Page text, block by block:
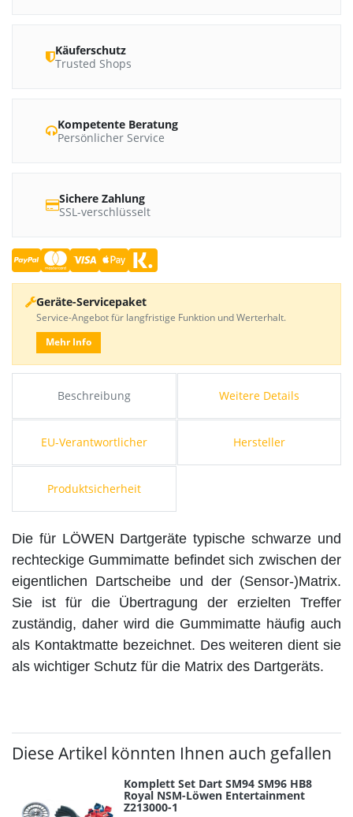
Beschreibung Weitere Details
EU-Verantwortlicher Hersteller
Produktsicherheit
Die für LÖWEN Dartgeräte typische schwarze und
rechteckige Gummimatte befindet sich zwischen der
eigentlichen Dartscheibe und der (Sensor-)Matrix.
Sie ist für die Übertragung der erzielten Treffer
zuständig, daher wird die Gummimatte häufig auch
als Kontaktmatte bezeichnet. Des weiteren dient sie
als wichtiger Schutz für die Matrix des Dartgeräts.
Käuferschutz
Trusted Shops
Kompetente Beratung
Persönlicher Service
Sichere Zahlung
SSL-verschlüsselt
Geräte-Servicepaket
Service-Angebot für langfristige Funktion und Werterhalt.
Mehr Info
Diese Artikel könnten Ihnen auch gefallen
Komplett Set Dart SM94 SM96 HB8
Royal NSM-Löwen Entertainment
Z213000-1